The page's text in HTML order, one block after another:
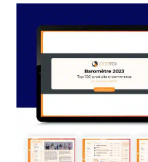
COMMENT
DÉPASSER
LES
STANDARDS
ET
DOMINER
LA
?